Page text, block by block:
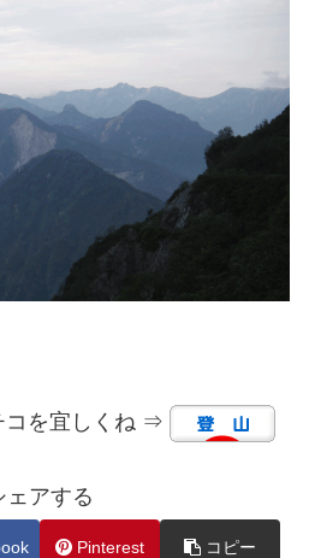
コを宜しくね ⇒
ェアする
Pinterest コピー